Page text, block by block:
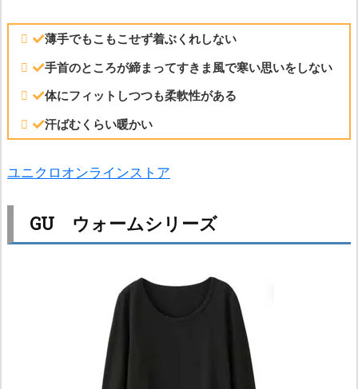
薄手でもこもこせず着ぶくれしない
手首のところが締まってすきま風で寒い思いをしない
体にフィットしつつも柔軟性がある
汗ばむくらい暖かい
ユニクロオンラインストア
GU ウォームシリーズ